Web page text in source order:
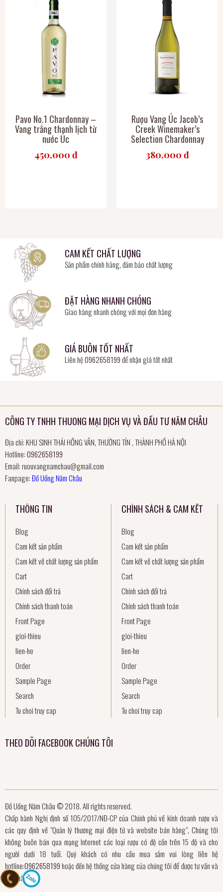
Pavo No.1 Chardonnay –
Vang trắng thanh lịch từ
nước Úc
450,000 đ
Rượu Vang Úc Jacob’s
Creek Winemaker’s
Selection Chardonnay
380,000 đ
CAM KẾT CHẤT LƯỢNG
Sản phẩm chính hãng, đảm bảo chất lượng
ĐẶT HÀNG NHANH CHÓNG
Giao hàng nhanh chóng với mọi đơn hàng
GIÁ BUÔN TỐT NHẤT
Liên hệ0962658199để nhận giá tốt nhất
CÔNG TY TNHH THUONG MẠI DỊCH VỤ VÀ ĐẦU TƯ NĂM CHÂU
Địa chỉ: KHU SINH THÁI HỒNG VÂN, THƯỜNG TÍN , THÀNH PHỐ HÀ NỘI
Hotline:0962658199
Email:ruouvangnamchau@gmail.com
Fanpage:Đồ Uống Năm Châu
THÔNG TIN
Blog
Cam kết sản phẩm
Cam kết về chất lượng sản phẩm
Cart
Chính sách đổi trả
Chính sách thanh toán
Front Page
gioi-thieu
lien-he
Order
Sample Page
Search
Tu choi truy cap
CHÍNH SÁCH & CAM KẾT
Blog
Cam kết sản phẩm
Cam kết về chất lượng sản phẩm
Cart
Chính sách đổi trả
Chính sách thanh toán
Front Page
gioi-thieu
lien-he
Order
Sample Page
Search
Tu choi truy cap
THEO DÕI FACEBOOK CHÚNG TÔI
Đồ Uống Năm Châu © 2018. All rights reserved.
Chấp hành Nghị định số 105/2017/NĐ-CP của Chính phủ về kinh doanh rượu và
các quy định về "Quản lý thương mại điện tử và website bán hàng", Chúng tôi
không buôn bán qua mạng Internet các loại rượu có độ cồn trên 15 độ và cho
người dưới 18 tuổi. Quý khách có nhu cầu mua sắm vui lòng liên hệ
hotline:0962658199hoặc đến hệ thống cửa hàng của chúng tôi để được tư vấn và
mua hàng.